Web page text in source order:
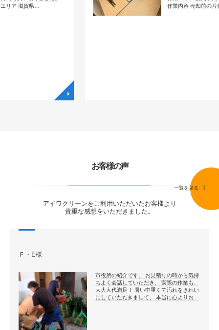
…
作業内容 売却前の片付け …
お客様の声
アイワクリーンをご利用いただいたお客様より
貴重な感想をいただきました。
一覧を見る
Ｆ・E様
市役所の紹介です。 お見積りの時から気持
ちよく会話していただき、 実際の作業も、
大大大代満足！ 暑い中重くて汚れをきれい
にしていただきまして、 本当に心よりお…